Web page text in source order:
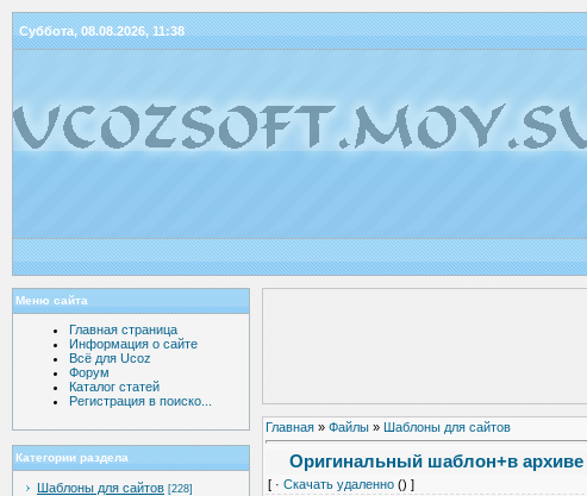
Суббота, 08.08.2026, 11:38
Меню сайта
Главная страница
Информация о сайте
Всё для Ucoz
Форум
Каталог статей
Регистрация в поиско...
Категории раздела
Шаблоны для сайтов [228]
Главная » Файлы » Шаблоны для сайтов
Оригинальный шаблон+в
[ · Скачать удаленно () ]